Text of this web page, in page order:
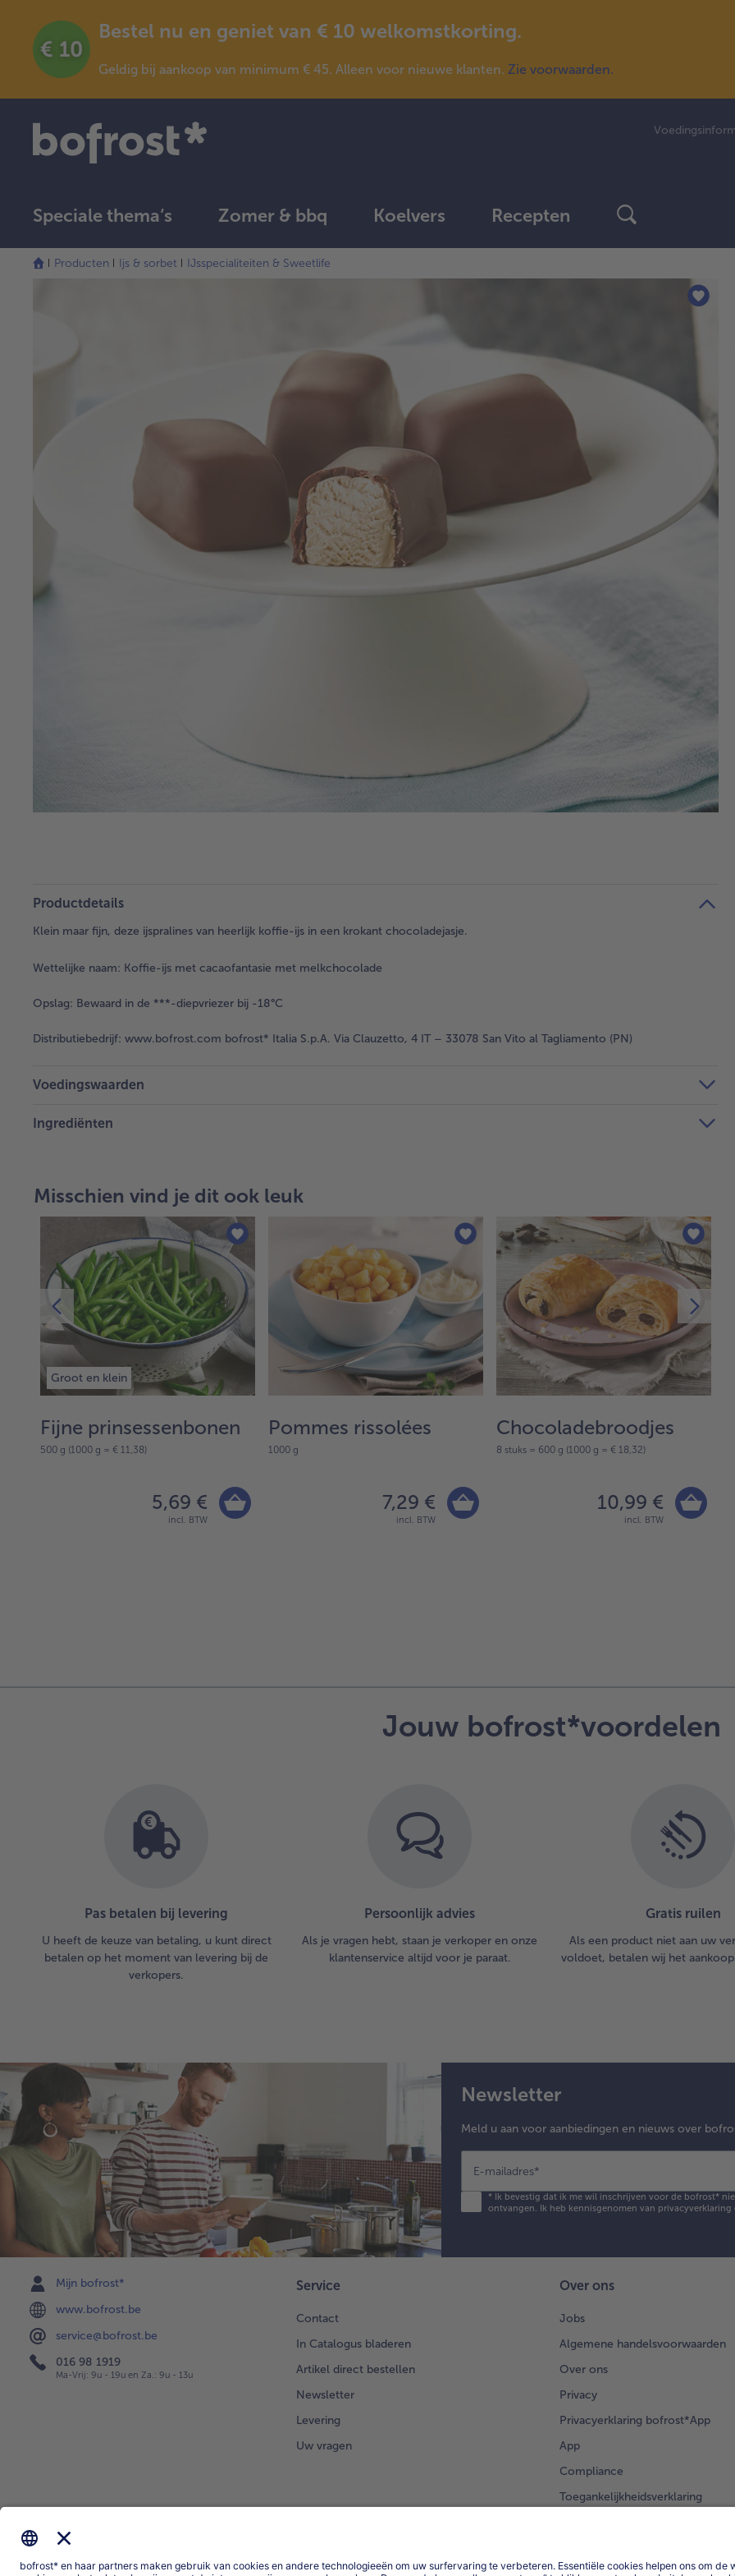
Bestel nu en geniet van € 10 welkomstkorting.
Geldig bij aankoop van minimum € 45. Alleen voor nieuwe klanten. Zie voorwaarden.
Speciale thema‘s Zomer & bbq Koelvers Recepten
Producten Ijs & sorbet IJsspecialiteiten & Sweetlife
Productdetails
Klein maar fijn, deze ijspralines van heerlijk koffie-ijs in een krokant chocoladejasje.
Wettelijke naam: Koffie-ijs met cacaofantasie met melkchocolade
Opslag: Bewaard in de ***-diepvriezer bij -18°C
Distributiebedrijf: www.bofrost.com bofrost* Italia S.p.A. Via Clauzetto, 4 IT – 33078 San Vito al Tagliamento (PN)
Voedingswaarden
Ingrediënten
Misschien vind je dit ook leuk
Groot en klein
Fijne prinsessenbonen
500 g (1000 g = € 11,38)
5,69 €
incl. BTW
Pommes rissolées
1000 g
7,29 €
incl. BTW
Chocoladebroodjes
8 stuks = 600 g (1000 g = € 18,32)
10,99 €
incl. BTW
Jouw bofrost*voordelen
Pas betalen bij levering
U heeft de keuze van betaling, u kunt direct
betalen op het moment van levering bij de
verkopers.
Persoonlijk advies
Als je vragen hebt, staan je verkoper en onze
klantenservice altijd voor je paraat.
Gratis ruilen
Als een product niet aan uw
voldoet, betalen wij het
Newsletter
Meld u aan voor aanbiedingen en nieuws over
E-mailadres*
*Ik bevestig dat ik me wil inschrijven voor de bofrost*
ontvangen. Ik heb kennisgenomen van privacyverklaring
Mijn bofrost*
www.bofrost.be
service@bofrost.be
016 98 1919
Ma-Vrij: 9u - 19u en Za.: 9u - 13u
Service
Contact
In Catalogus bladeren
Artikel direct bestellen
Newsletter
Levering
Uw vragen
Over ons
Jobs
Algemene handelsvoorwaarden
Over ons
Privacy
Privacyerklaring bofrost*App
App
Compliance
Toegankelijkheidsverklaring